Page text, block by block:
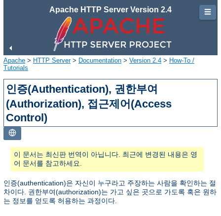
Apache HTTP Server Version 2.4
Apache > HTTP Server> Documentation > Version 2.4 > How-To /
Tutorials
인증(Authentication), 권한부여
(Authorization), 접근제어(Access
Control)
이 문서는 최신판 번역이 아닙니다. 최근에 변경된 내용은 영
어 문서를 참고하세요.
인증(authentication)은 자신이 누구라고 주장하는 사람을 확인하는 절
차이다. 권한부여(authorization)는 가고 싶은 곳으로 가도록 혹은 원하
는 정보를 얻도록 허용하는 과정이다.
☰